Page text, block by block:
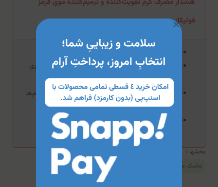
فولیکا:
از مصرف بیش از حد این محصول بپرهیزید.
در صورت بروز حساسیت از مصرف این محصول خودداری
کنید.
از تماس این محصول با سطوح مخاطی، چشم‌ها و زخم‌ها
جلوگیری کنید.
استفاده از ماسک‌های مرطوب‌کننده، سرم‌ها و کرم‌های
مراقبت‌کننده در کنار این محصول توصیه می‌شود.
بخشها :
ماسک مو